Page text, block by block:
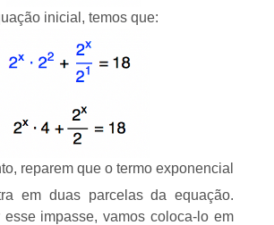
inicial, temos que:
reparem que o termo exponencial
em duas parcelas da equação.
esse impasse, vamos coloca-lo em